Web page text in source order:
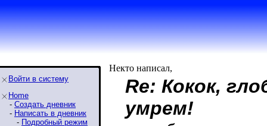
Войти в систему
Home
- Создать дневник
- Написать в дневник
- Подробный режим
Некто написал,
Re: Кокок,
умрем!